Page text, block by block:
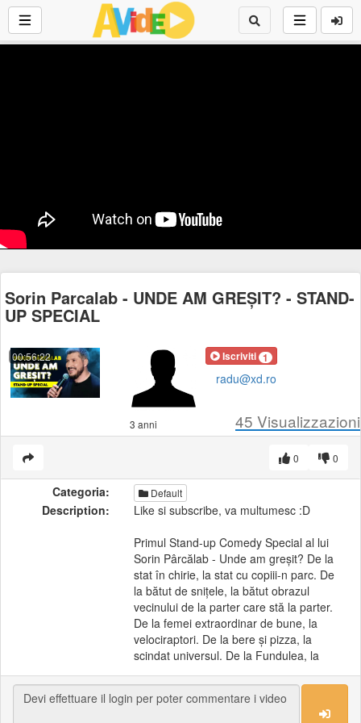
Sorin Parcalab - UNDE AM GREȘIT? - STAND-
UP SPECIAL
00:56:22 Iscriviti 1
radu@xd.ro
3 anni 45 Visualizzazioni
0
0
Categoria: Default
Description:
Like si subscribe, va multumesc :D
Primul Stand-up Comedy Special al lui
Sorin Pârcălab - Unde am greșit? De la
stat în chirie, la stat cu copiii-n parc. De
la bătut de snițele, la bătut obrazul
vecinului de la parter care stă la parter.
De la femei extraordinar de bune, la
velociraptori. De la bere și pizza, la
scindat universul. De la Fundulea, la
Pipera.
Dacă ți-a plăcut specialul, dă-l mai